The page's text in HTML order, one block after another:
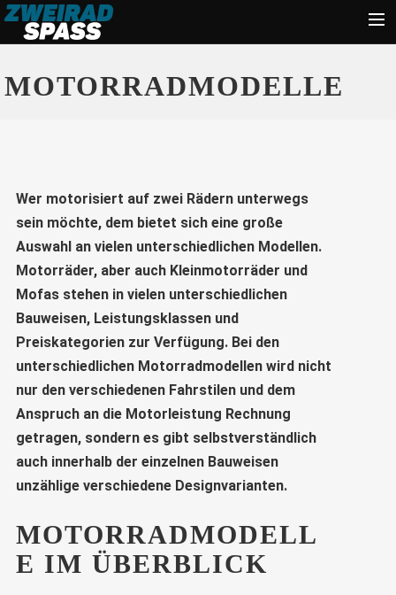
Ratgeber
Suche
MOTORRADMODELLE
Wer motorisiert auf zwei Rädern unterwegs
sein möchte, dem bietet sich eine große
Auswahl an vielen unterschiedlichen Modellen.
Motorräder, aber auch Kleinmotorräder und
Mofas stehen in vielen unterschiedlichen
Bauweisen, Leistungsklassen und
Preiskategorien zur Verfügung. Bei den
unterschiedlichen Motorradmodellen wird nicht
nur den verschiedenen Fahrstilen und dem
Anspruch an die Motorleistung Rechnung
getragen, sondern es gibt selbstverständlich
auch innerhalb der einzelnen Bauweisen
unzählige verschiedene Designvarianten.
MOTORRADMODELL
E IM ÜBERBLICK